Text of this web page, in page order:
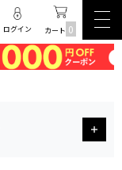
ログイン カート 0